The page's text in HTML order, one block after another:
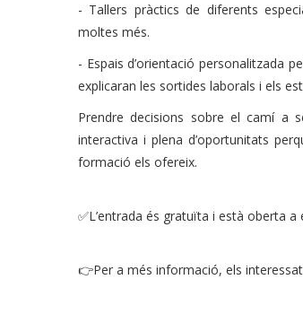
- Tallers pràctics de diferents
moltes més.
- Espais d’orientació personalitzada
explicaran les sortides laborals i els
Prendre decisions sobre el camí a
interactiva i plena d’oportunitats
formació els ofereix.
✅L’entrada és gratuïta i està oberta
👉Per a més informació, els